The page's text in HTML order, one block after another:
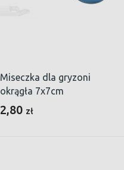
Miseczka dla gryzoni
okrągła 7x7cm
2,80 zł